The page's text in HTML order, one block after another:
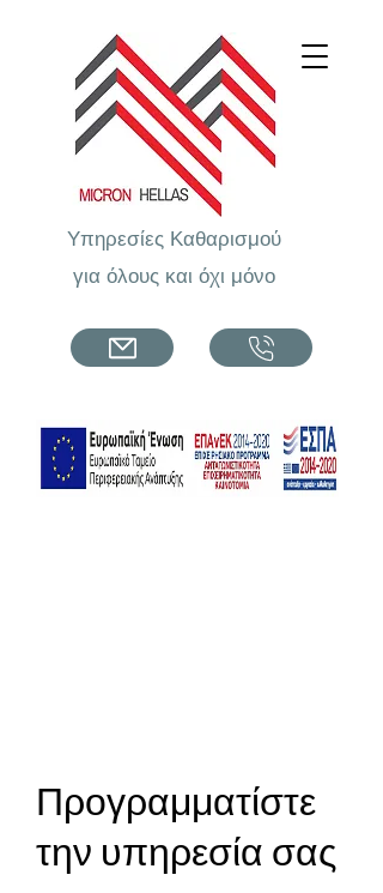
Υπηρεσίες Καθαρισμού
για όλους και όχι μόνο
Προγραμματίστε
την υπηρεσία σας